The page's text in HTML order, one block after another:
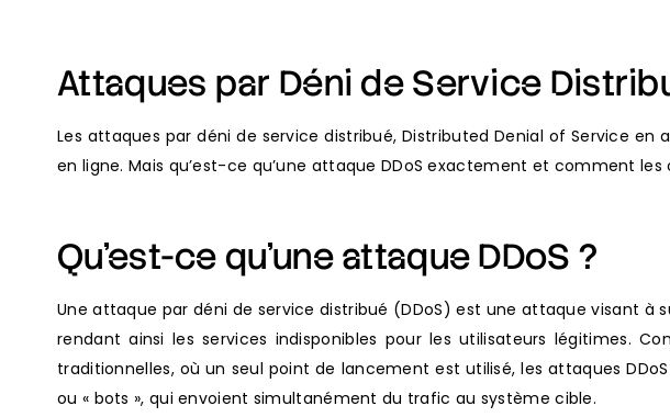
Attaques par Déni de Service
Les attaques par déni de service distribué, Distributed Denial of Service
en ligne. Mais qu’est-ce qu’une attaque DDoS exactement et comment
Qu’est-ce qu’une attaque DDoS ?
Une attaque par déni de service distribué (DDoS) est une attaque visant
rendant ainsi les services indisponibles pour les utilisateurs légitimes.
traditionnelles, où un seul point de lancement est utilisé, les attaques
ou « bots », qui envoient simultanément du trafic au système cible.